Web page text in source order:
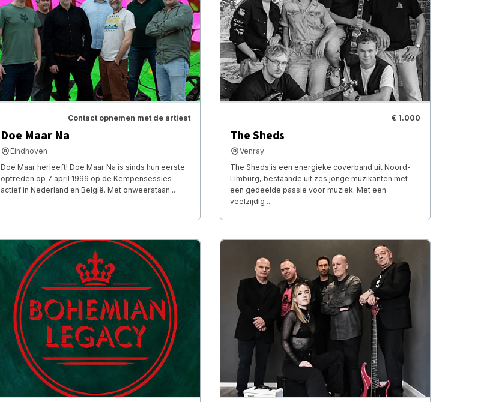
Contact opnemen met de artiest
Doe Maar Na
Eindhoven
Doe Maar herleeft! Doe Maar Na is sinds hun eerste
optreden op 7 april 1996 op de Kempensessies
actief in Nederland en België. Met onweerstaan...
€ 1.000
The Sheds
Venray
The Sheds is een energieke coverband uit Noord-
Limburg, bestaande uit zes jonge muzikanten met
een gedeelde passie voor muziek. Met een
veelzijdig ...